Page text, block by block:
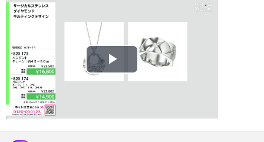
【原産国（地）】
Play